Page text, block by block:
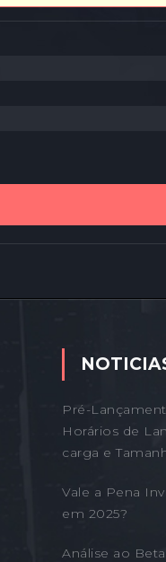
Pré-
Horários de
carga e
Vale a Pena
em 2025?
Análise ao